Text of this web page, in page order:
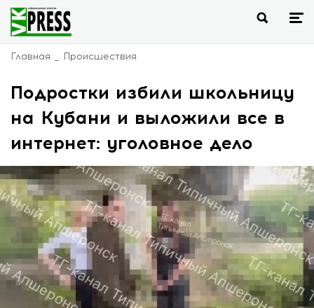
Главная Происшествия
Подростки избили школьницу
на Кубани и выложили все в
интернет: уголовное дело